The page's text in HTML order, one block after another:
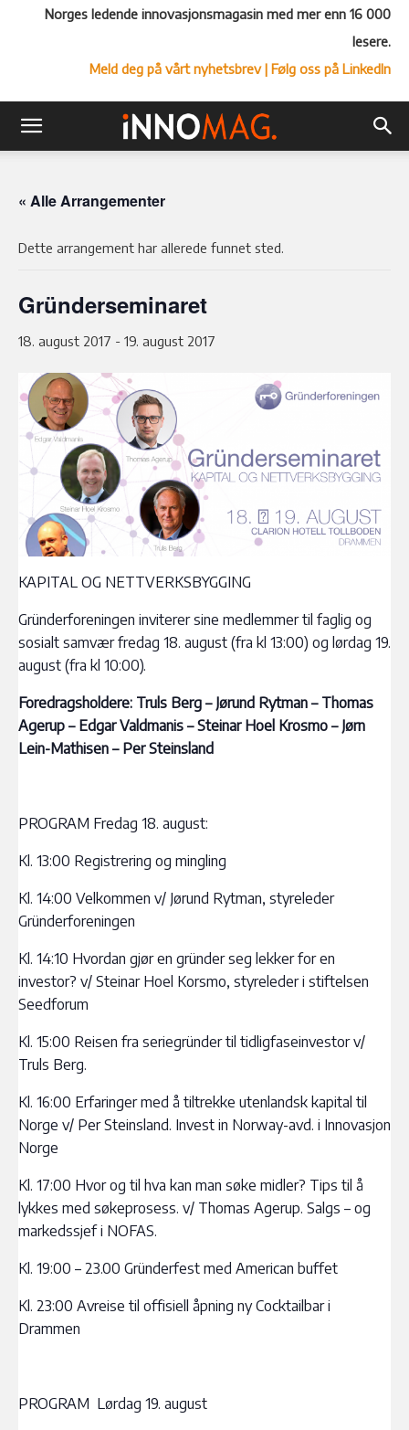
Norges ledende innovasjonsmagasin med mer enn 16 000
lesere.
Meld deg på vårt nyhetsbrev| Følg oss på LinkedIn
« Alle Arrangementer
Dette arrangement har allerede funnet sted.
Gründerseminaret
18. august 2017 - 19. august 2017
KAPITAL OG NETTVERKSBYGGING
Gründerforeningen inviterer sine medlemmer til faglig og
sosialt samvær fredag 18. august (fra kl 13:00) og lørdag 19.
august (fra kl 10:00).
Foredragsholdere: Truls Berg – Jørund Rytman – Thomas
Agerup – Edgar Valdmanis – Steinar Hoel Krosmo – Jørn
Lein-Mathisen – Per Steinsland
PROGRAM Fredag 18. august:
Kl. 13:00 Registrering og mingling
Kl. 14:00 Velkommen v/ Jørund Rytman, styreleder
Gründerforeningen
Kl. 14:10 Hvordan gjør en gründer seg lekker for en
investor? v/ Steinar Hoel Korsmo, styreleder i stiftelsen
Seedforum
Kl. 15:00 Reisen fra seriegründer til tidligfaseinvestor v/
Truls Berg.
Kl. 16:00 Erfaringer med å tiltrekke utenlandsk kapital til
Norge v/ Per Steinsland. Invest in Norway-avd. i Innovasjon
Norge
Kl. 17:00 Hvor og til hva kan man søke midler? Tips til å
lykkes med søkeprosess. v/ Thomas Agerup. Salgs – og
markedssjef i NOFAS.
Kl. 19:00 – 23.00 Gründerfest med American buffet
Kl. 23:00 Avreise til offisiell åpning ny Cocktailbar i
Drammen
PROGRAM Lørdag 19. august